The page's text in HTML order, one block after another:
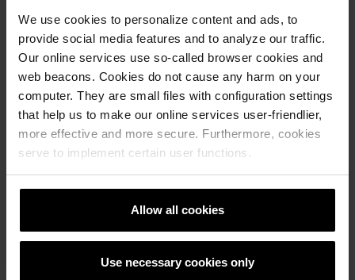
We use cookies to personalize content and ads, to
provide social media features and to analyze our traffic.
Our online services use so-called browser cookies and
web beacons. Cookies do not cause any harm on your
computer. They are small files with configuration settings
that help us to make our online services user-friendlier,
more effective and more secure. Furthermore, cookies
serve to implement certain user functions.
Allow all cookies
Use necessary cookies only